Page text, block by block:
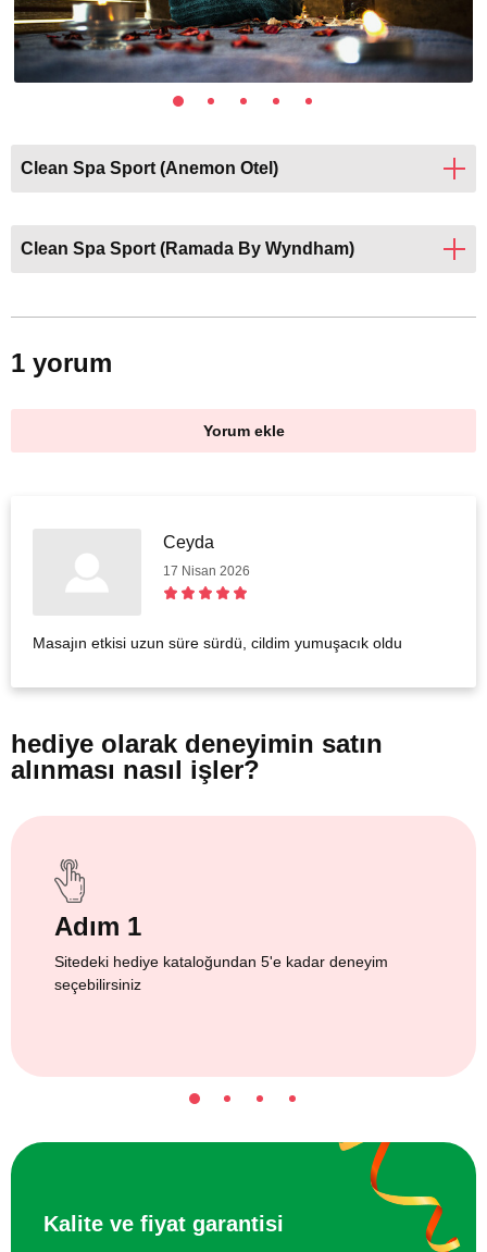
Clean Spa Sport (Anemon Otel)
Clean Spa Sport (Ramada By Wyndham)
1 yorum
Yorum ekle
Ceyda
17 Nisan 2026
Masajın etkisi uzun süre sürdü, cildim yumuşacık oldu
hediye olarak deneyimin satın
alınması nasıl işler?
Adım 1
Sitedeki hediye kataloğundan 5'e kadar deneyim
seçebilirsiniz
Kalite ve fiyat garantisi